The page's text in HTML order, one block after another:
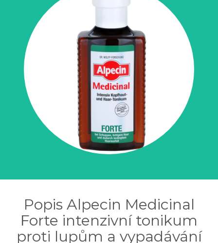
Popis Alpecin Medicinal
Forte intenzivní tonikum
proti lupům a vypadávání